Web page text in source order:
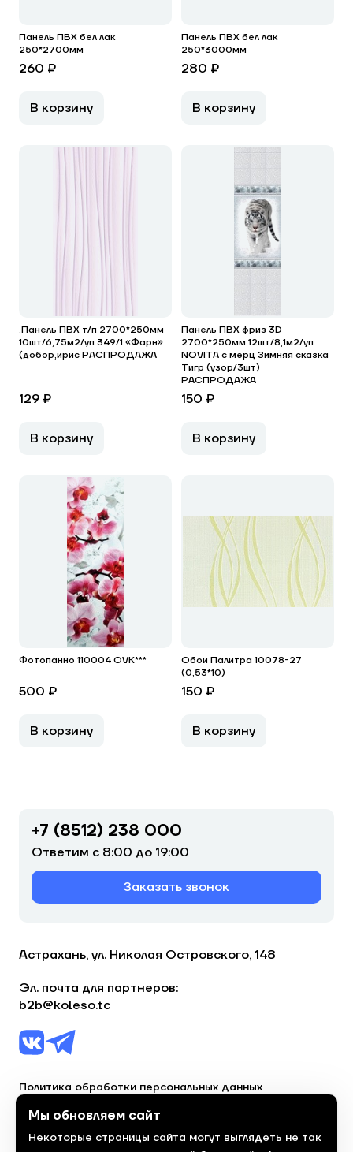
Панель ПВХ бел лак
250*2700мм
260 ₽
В корзину
Панель ПВХ бел лак
250*3000мм
280 ₽
В корзину
.Панель ПВХ т/п 2700*250мм
10шт/6,75м2/уп 349/1 «Фарн»
(добор,ирис РАСПРОДАЖА
129 ₽
В корзину
Панель ПВХ фриз 3D
2700*250мм 12шт/8,1м2/уп
NOVITA с мерц Зимняя сказка
Тигр (узор/3шт)
РАСПРОДАЖА
150 ₽
В корзину
Фотопанно 110004 OVK***
500 ₽
В корзину
Обои Палитра 10078-27
(0,53*10)
150 ₽
В корзину
+7 (8512) 238 000
Ответим с 8:00 до 19:00
Заказать звонок
Астрахань, ул. Николая Островского, 148
Эл. почта для партнеров:
b2b@koleso.tc
Политика обработки персональных данных
© 2023, торгово-сервисная сеть «Колесо»
Мы обновляем сайт
Некоторые страницы сайта могут выглядеть не так